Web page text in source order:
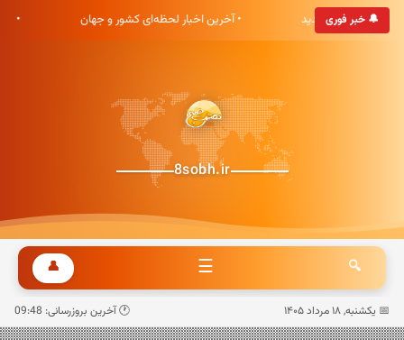
🔔 خبر فوری
هشت صبح خوش آمدید • آخرین اخبار لحظه‌ای کشور و جهان
8sobh.ir
🔍
☰
👤
📅 یکشنبه, ۱۸ مرداد ۱۴۰۵ 🕐 آخرین بروزرسانی: 09:48